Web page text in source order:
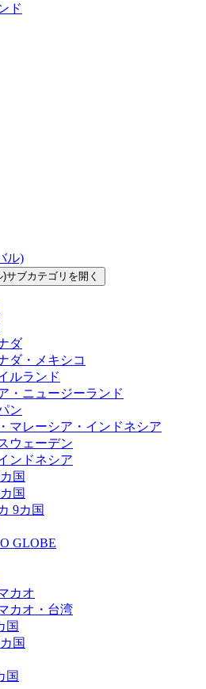
ド
ル)
サブカテゴリを開く
ダ
ダ・メキシコ
ルランド
・ニュージーランド
ン
マレーシア・インドネシア
ウェーデン
ンドネシア
国
国
9カ国
GLOBE
カオ
カオ・台湾
国
国
国